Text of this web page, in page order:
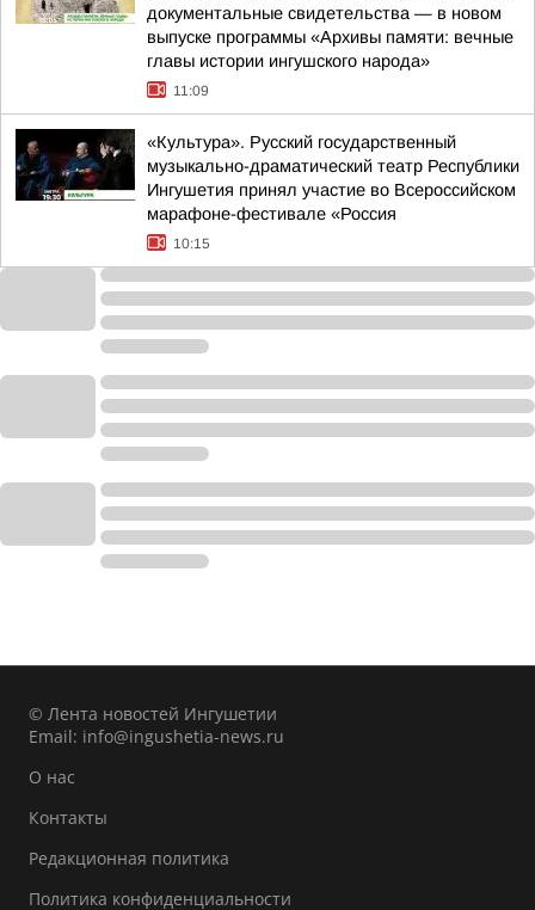
документальные свидетельства — в новом
выпуске программы «Архивы памяти: вечные
главы истории ингушского народа»
11:09
«Культура». Русский государственный
музыкально-драматический театр Республики
Ингушетия принял участие во Всероссийском
марафоне-фестивале «Россия
10:15
© Лента новостей Ингушетии
Email: info@ingushetia-news.ru
О нас
Контакты
Редакционная политика
Политика конфиденциальности